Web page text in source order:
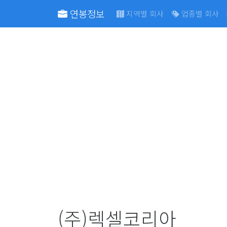
연봉정보 지역별 회사 업종별 회사
(주)렉셀코리아